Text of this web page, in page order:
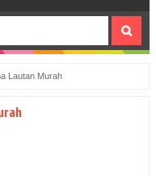
Lautan Murah